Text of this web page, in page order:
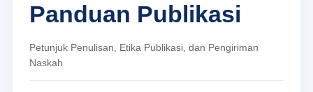
Panduan Publikasi
Petunjuk Penulisan, Etika Publikasi, dan Pengiriman
Naskah